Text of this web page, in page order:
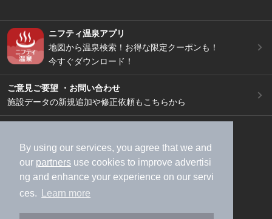
By using our services, you agree that we and
our partners use cookies to improve advertisi
ng and enhance your experience on our servi
ces.
Learn more
ニフティ温泉アプリ
地図から温泉検索！お得な限定クーポンも！
今すぐダウンロード！
ご意見ご要望 ・お問い合わせ
施設データの新規追加や修正依頼もこちらから
加盟店募集（資料請求）
広告出稿のご案内
利用規約
ライフスタイルMEMBERS+規約
特定商取引法に基づく表記
ヘルプ
採用情報
運営会社